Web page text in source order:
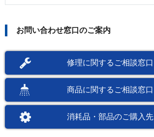
お問い合わせ窓口のご案内
修理に関するご相談窓口
商品に関するご相談窓口
消耗品・部品のご購入先